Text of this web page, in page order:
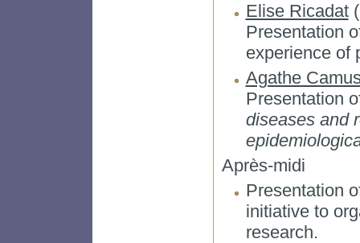
Elise Ricadat
Presentation
experience of
Agathe
Presentation
diseases and
Après-midi
Presentation
initiative to
research.